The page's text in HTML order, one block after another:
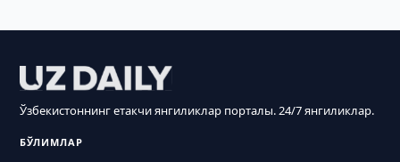
Ўзбекистоннинг етакчи янгиликлар порталы. 24/7 янгиликлар.
БЎЛИМЛАР